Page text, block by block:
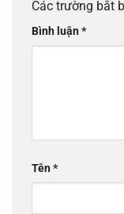
Các trường bắt
Bình luận*
Tên*